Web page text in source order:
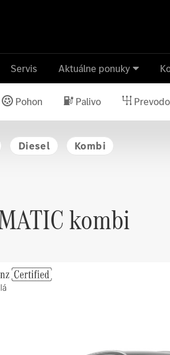
Servis Aktuálne ponuky
Pohon Palivo
Diesel Kombi
kombi